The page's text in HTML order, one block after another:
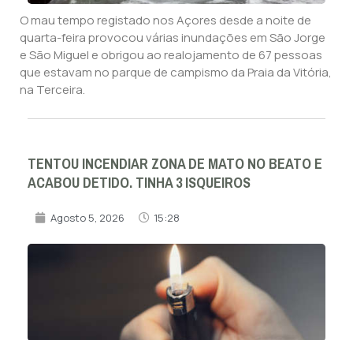
O mau tempo registado nos Açores desde a noite de
quarta-feira provocou várias inundações em São Jorge
e São Miguel e obrigou ao realojamento de 67 pessoas
que estavam no parque de campismo da Praia da Vitória,
na Terceira.
TENTOU INCENDIAR ZONA DE MATO NO BEATO E
ACABOU DETIDO. TINHA 3 ISQUEIROS
Agosto 5, 2026 15:28